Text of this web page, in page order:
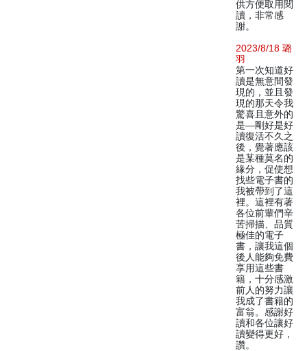
供方便取用閱
讀，非常感
謝。
2023/8/18 璐
羽
第一次知道好
讀是無意間發
現的，並且發
現的那天令我
驚喜且意外的
是—剛好是好
讀復活不久之
後，覺著應該
是某種莫名的
緣分，促使想
找些電子書的
我被帶到了這
裡。這裡有著
各位前輩們辛
苦掃描、品質
極佳的電子
書，讓我這個
後人能夠免費
享用這些書
籍，十分感激
前人的努力讓
我成了書籍的
富翁。感謝好
讀和各位讓好
讀變得更好，
讚。